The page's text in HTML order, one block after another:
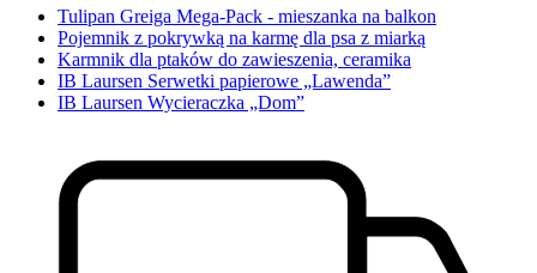
Tulipan Greiga Mega-Pack - mieszanka na balkon
Pojemnik z pokrywką na karmę dla psa z miarką
Karmnik dla ptaków do zawieszenia, ceramika
IB Laursen Serwetki papierowe „Lawenda”
IB Laursen Wycieraczka „Dom”